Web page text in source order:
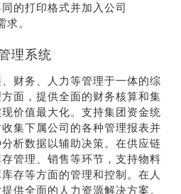
的打印格式并加入公司
。
理系统
财务、人力等管理于一体的综
面，提供全面的财务核算和集
价值最大化。支持集团资金统
集下属公司的各种管理报表并
析数据以辅助决策。在供应链
管理、销售等环节，支持物料
存等方面的管理和控制。在人
供全面的人力资源解决方案。